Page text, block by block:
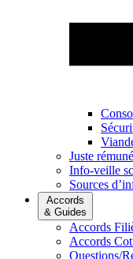
Juste
Info-veille
Sources
Accords
& Guides
Accords
Accords
Questions/